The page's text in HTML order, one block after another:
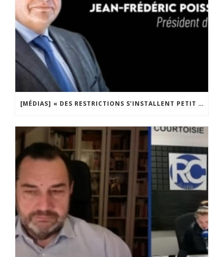
[MÉDIAS] « DES RESTRICTIONS S’INSTALLENT PETIT À PETIT DANS NOTRE PAYS » ENTRETIEN AVEC BOULEVARD VOLTAIRE